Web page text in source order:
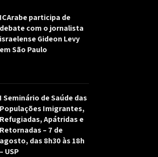
ICArabe participa de
debate com o jornalista
israelense Gideon Levy
em São Paulo
I Seminário de Saúde das
Populações Imigrantes,
Refugiadas, Apátridas e
Retornadas – 7 de
agosto, das 8h30 às 18h
– USP